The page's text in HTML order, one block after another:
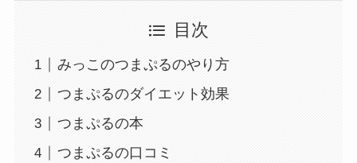
目次
みっこのつまぷるのやり方
つまぷるのダイエット効果
つまぷるの本
つまぷるの口コミ